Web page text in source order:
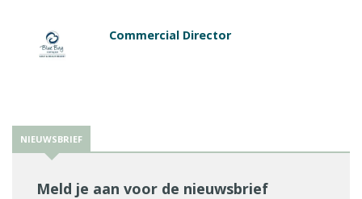
Commercial Director
NIEUWSBRIEF
Meld je aan voor de nieuwsbrief